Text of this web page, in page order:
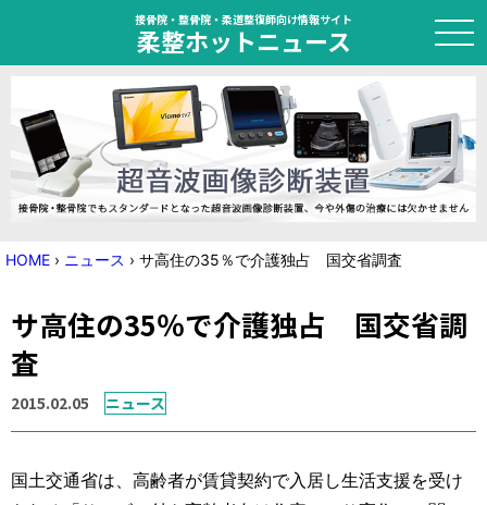
接骨院・整骨院・柔道整復師向け情報サイト
柔整ホットニュース
HOME
トピック
ニュース
国家試験対策
学会・セミナー情報
運営元 お問い合わせ
HOME › ニュース › サ高住の35％で介護独占 国交省調査
サ高住の35％で介護独占 国交省調
査
2015.02.05 ニュース
国土交通省は、高齢者が賃貸契約で入居し生活支援を受け